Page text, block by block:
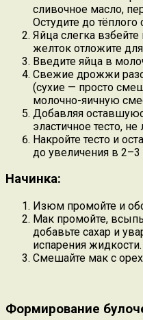
сливочное масло,
Остудите до тёплого
Яйца слегка
желток отложите
Введите яйца в
Свежие дрожжи
(сухие — просто
молочно-яичную
Добавляя
эластичное тесто,
Накройте тесто и
до увеличения в 2–3
Начинка:
Изюм промойте и
Мак промойте,
добавьте сахар и
испарения жидкости.
Смешайте мак с
Формирование